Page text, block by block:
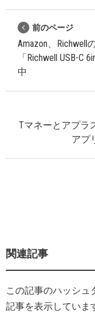
前のページ
Amazon、Richwell
「Richwell USB-
中
Tマネーとアプラ
アプ
関連記事
この記事のハッシュ
記事を表示していま